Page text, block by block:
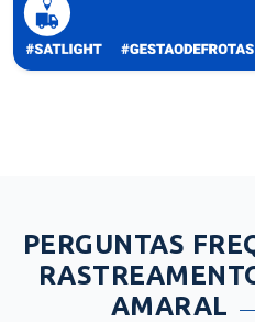
PERGUNTAS
AMARAL